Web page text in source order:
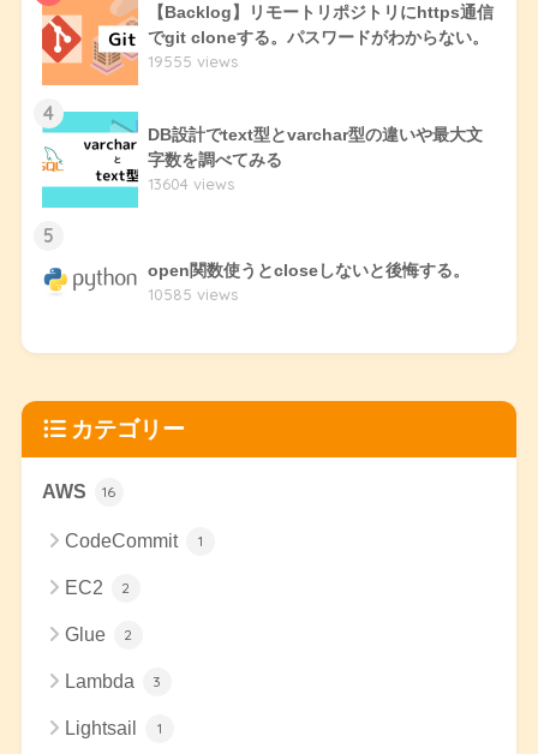
【Backlog】リモートリポジトリにhttps通信
でgit cloneする。パスワードがわからない。
19555 views
4
DB設計でtext型とvarchar型の違いや最大文
字数を調べてみる
13604 views
5
open関数使うとcloseしないと後悔する。
10585 views
カテゴリー
AWS 16
CodeCommit 1
EC2 2
Glue 2
Lambda 3
Lightsail 1